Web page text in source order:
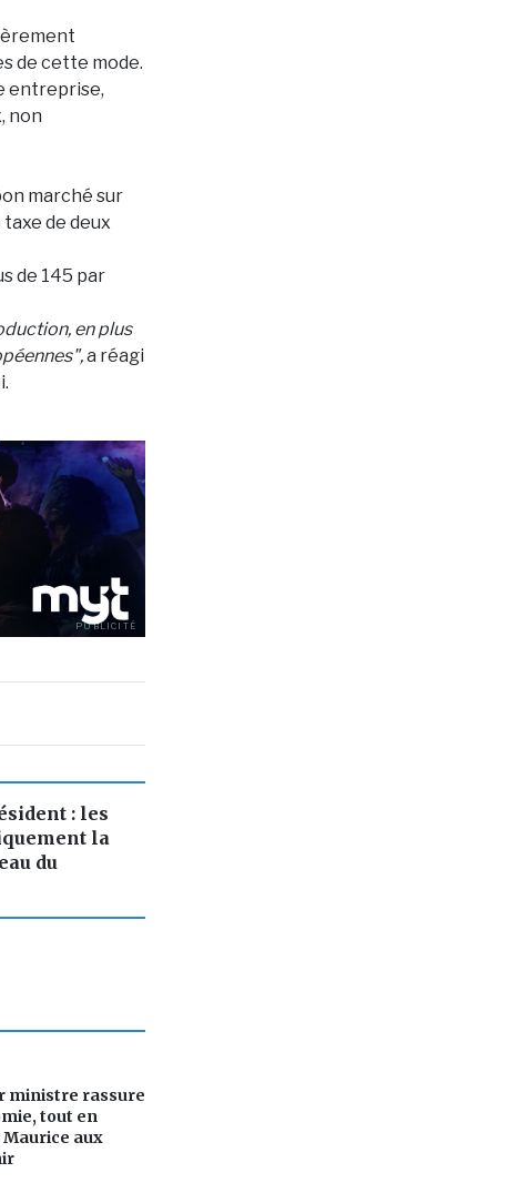
de cette mode.
entreprise,
non
marché sur
de deux
de 145 par
en plus
a réagi
PUBLICITÉ
: les
la
du
ministre rassure
tout en
aux